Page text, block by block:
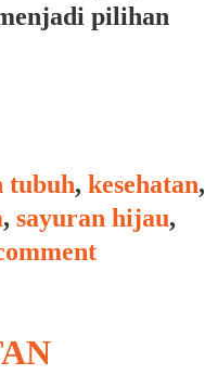
pilihan
tubuh, kesehatan,
, sayuran hijau,